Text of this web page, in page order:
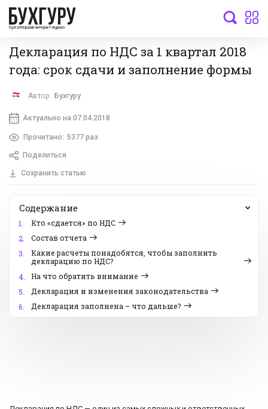
бухгалтерский интернет-журнал
Декларация по НДС за 1 квартал 2018
года: срок сдачи и заполнение формы
Автор: Бухгуру
Актуально на 07.04.2018
Прочитано: 5377 раз
Поделиться
Сохранить статью
Содержание
1.
Кто «сдается» по НДС
2.
Состав отчета
3.
Какие расчеты понадобятся, чтобы заполнить
декларацию по НДС?
4.
На что обратить внимание
5.
Декларация и изменения законодательства
6.
Декларация заполнена – что дальше?